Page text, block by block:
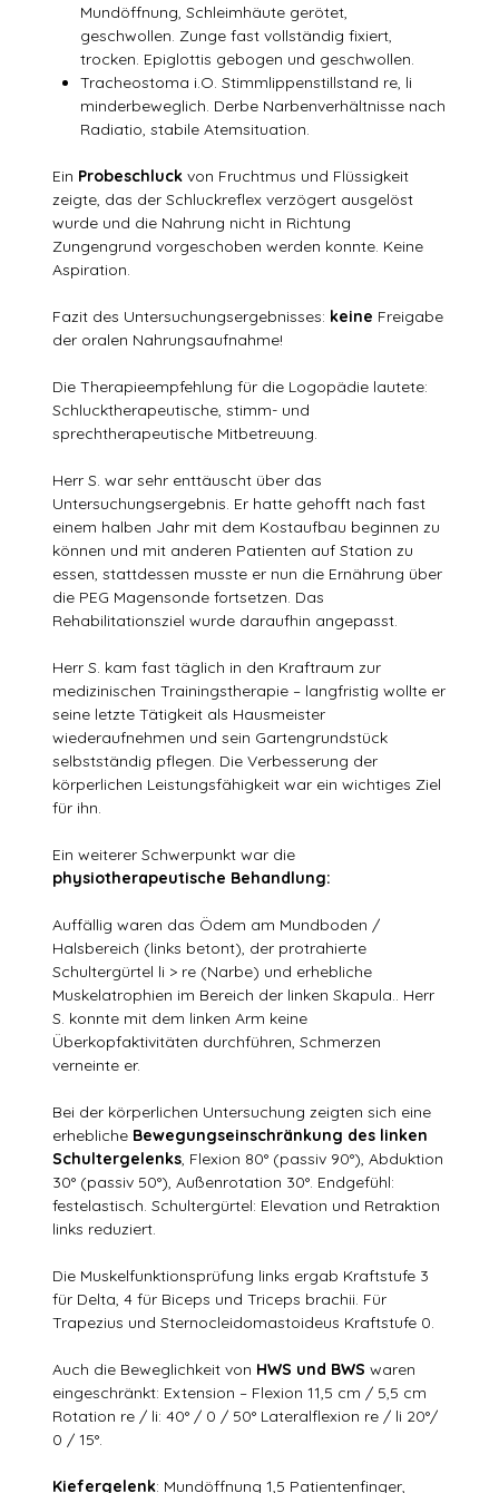
Mundöffnung, Schleimhäute gerötet,
geschwollen. Zunge fast vollständig fixiert,
trocken. Epiglottis gebogen und geschwollen.
Tracheostoma i.O. Stimmlippenstillstand re, li
minderbeweglich. Derbe Narbenverhältnisse nach
Radiatio, stabile Atemsituation.
Ein Probeschluckvon Fruchtmus und Flüssigkeit
zeigte, das der Schluckreflex verzögert ausgelöst
wurde und die Nahrung nicht in Richtung
Zungengrund vorgeschoben werden konnte. Keine
Aspiration.
Fazit des Untersuchungsergebnisses: keine Freigabe
der oralen Nahrungsaufnahme!
Die Therapieempfehlung für die Logopädie lautete:
Schlucktherapeutische, stimm- und
sprechtherapeutische Mitbetreuung.
Herr S. war sehr enttäuscht über das
Untersuchungsergebnis. Er hatte gehofft nach fast
einem halben Jahr mit dem Kostaufbau beginnen zu
können und mit anderen Patienten auf Station zu
essen, stattdessen musste er nun die Ernährung über
die PEG Magensonde fortsetzen. Das
Rehabilitationsziel wurde daraufhin angepasst.
Herr S. kam fast täglich in den Kraftraum zur
medizinischen Trainingstherapie – langfristig wollte er
seine letzte Tätigkeit als Hausmeister
wiederaufnehmen und sein Gartengrundstück
selbstständig pflegen. Die Verbesserung der
körperlichen Leistungsfähigkeit war ein wichtiges Ziel
für ihn.
Ein weiterer Schwerpunkt war die
physiotherapeutische Behandlung:
Auffällig waren das Ödem am Mundboden /
Halsbereich (links betont), der protrahierte
Schultergürtel li > re (Narbe) und erhebliche
Muskelatrophien im Bereich der linken Skapula.. Herr
S. konnte mit dem linken Arm keine
Überkopfaktivitäten durchführen, Schmerzen
verneinte er.
Bei der körperlichen Untersuchung zeigten sich eine
erhebliche Bewegungseinschränkung des linken
Schultergelenks, Flexion 80° (passiv 90°), Abduktion
30° (passiv 50°), Außenrotation 30°. Endgefühl:
festelastisch. Schultergürtel: Elevation und Retraktion
links reduziert.
Die Muskelfunktionsprüfung links ergab Kraftstufe 3
für Delta, 4 für Biceps und Triceps brachii. Für
Trapezius und Sternocleidomastoideus Kraftstufe 0.
Auch die Beweglichkeit von HWS und BWSwaren
eingeschränkt: Extension – Flexion 11,5 cm / 5,5 cm
Rotation re / li: 40° / 0 / 50° Lateralflexion re / li 20°/
0 / 15°.
Kiefergelenk: Mundöffnung 1,5 Patientenfinger,